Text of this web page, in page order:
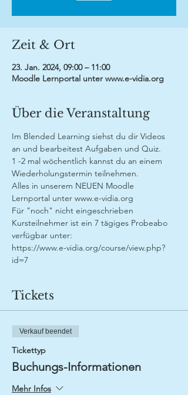
Zeit & Ort
23. Jan. 2024, 09:00 – 11:00
Moodle Lernportal unter www.e-vidia.org
Über die Veranstaltung
Im Blended Learning siehst du dir Videos
an und bearbeitest Aufgaben und Quiz.
1 -2 mal wöchentlich kannst du an einem
Wiederholungstermin teilnehmen.
Alles in unserem NEUEN Moodle
Lernportal unter www.e-vidia.org
Für "noch" nicht eingeschrieben
Kursteilnehmer ist ein 7 tägiges Probeabo
verfügbar unter:
https://www.e-vidia.org/course/view.php?
id=7
Tickets
Verkauf beendet
Tickettyp
Buchungs-Informationen
Mehr Infos